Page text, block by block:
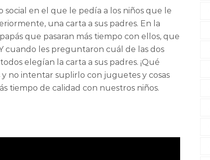
en el que le pedía a los niños que le
una carta a sus padres. En la
que pasaran más tiempo con ellos, que
cuando les preguntaron cuál de las dos
elegían la carta a sus padres. ¡Qué
no intentar suplirlo con juguetes y cosas
tiempo de calidad con nuestros niños.